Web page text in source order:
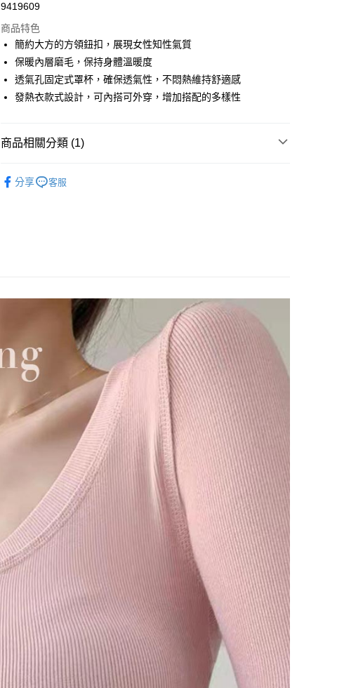
LINE Pay
Apple Pay
街口支付
全盈+PAY
相關說明
１．於結帳方式選擇「AFTEE先享後付」後，將跳轉至「AFTEE先享後
付」結帳頁面，進行簡訊認證並確認金額後，即可完成結帳。
２．訂單成立數日內，您將收到繳費通知簡訊。
３．收到繳費通知簡訊後14天內，點擊此簡訊中的連結，可透過四大超商
／ATM／網路銀行／等多元方式進行付款，方視為交易完成。
※ 請注意：結帳手續完成當下不需立刻繳費，但若您需要取消訂單，請聯
絡購買商品的店家。未經商家同意取消之訂單仍視為有效，需透過AFTEE
先享後付繳納相關費用。
※ 交易是否成功請以「AFTEE先享後付 」之結帳頁面顯示為準，若有關於
是否繳費成功／繳費後需取消欲退款等相關疑問，請聯繫「AFTEE先享後
付客戶支援中心」
https://netprotections.freshdesk.com/support/home
１．透過由恩沛科技股份有限公司提供之「AFTEE先享後付」服務完成之
交易，需依本服務之必要範圍內提供個人資料，並將交易相關給付款項請
求債權轉讓予恩沛科技股份有限公司。
２．關於個人資料處理事宜，請瀏覽以下網址：
https://aftee.tw/terms/#terms3
３．未成年的使用者請事先徵得法定代理人或監護人之同意方可使用
「AFTEE先享後付」，若未經同意申辦者引起之損失，本公司不負相關責
任。
４．使用「AFTEE先享後付」時，將依據個別帳號之用戶狀況，依本公司
即時審查核予不同之上限額度；若仍有額度不足之情形，本公司將視審查
結果請求用戶進行身份認證。
５．嚴禁一人註冊多個帳號或使用他人資訊註冊。若發現惡意使用之情
形，恩沛科技股份有限公司將有權停止該用戶之使用額度並採取法律行
每筆NT$70，滿NT$499(含以上)免運費
每筆NT$70，滿NT$499(含以上)免運費
7-11取貨付款
每筆NT$70，滿NT$499(含以上)免運費
付款後7-11取貨
每筆NT$70，滿NT$499(含以上)免運費
每筆NT$80，滿NT$899(含以上)免運費
國外宅配(海運) 查看運費
9419609
商品特色
簡約大方的方領鈕扣，展現女性知性氣質
保暖內層磨毛，保持身體溫暖度
透氣孔固定式罩杯，確保透氣性，不悶熱維持舒適感
發熱衣款式設計，可內搭可外穿，增加搭配的多樣性
商品相關分類 (1)
分享
客服